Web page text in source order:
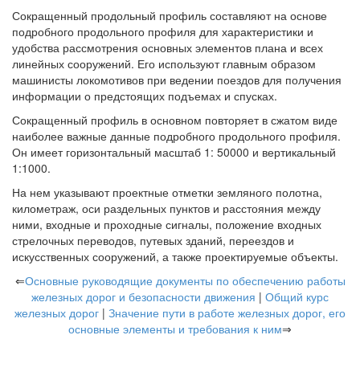
Сокращенный продольный профиль составляют на основе
подробного продольного профиля для характеристики и
удобства рассмотрения основных элементов плана и всех
линейных сооружений. Его используют главным образом
машинисты локомотивов при ведении поездов для получения
информации о предстоящих подъемах и спусках.
Сокращенный профиль в основном повторяет в сжатом виде
наиболее важные данные подробного продольного профиля.
Он имеет горизонтальный масштаб 1: 50000 и вертикальный
1:1000.
На нем указывают проектные отметки земляного полотна,
километраж, оси раздельных пунктов и расстояния между
ними, входные и проходные сигналы, положение входных
стрелочных переводов, путевых зданий, переездов и
искусственных сооружений, а также проектируемые объекты.
⇐Основные руководящие документы по обеспечению работы
железных дорог и безопасности движения | Общий курс
железных дорог | Значение пути в работе железных дорог, его
основные элементы и требования к ним⇒